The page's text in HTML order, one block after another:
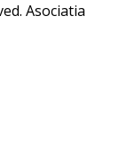
Asociatia